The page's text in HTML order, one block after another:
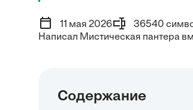
11 мая 2026 36540
Написал Мистическая пантера
Содержание